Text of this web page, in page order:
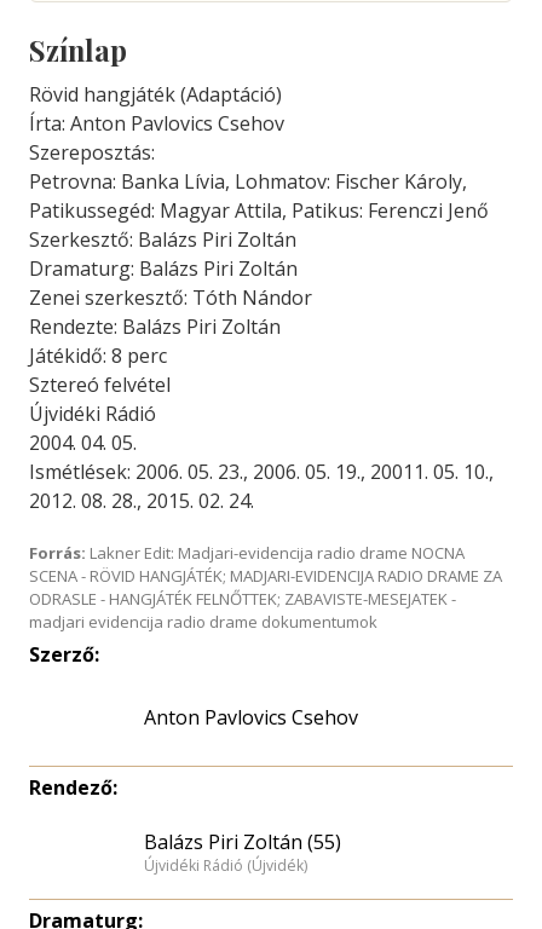
Színlap
Rövid hangjáték (Adaptáció)
Írta: Anton Pavlovics Csehov
Szereposztás:
Petrovna: Banka Lívia, Lohmatov: Fischer Károly,
Patikussegéd: Magyar Attila, Patikus: Ferenczi Jenő
Szerkesztő: Balázs Piri Zoltán
Dramaturg: Balázs Piri Zoltán
Zenei szerkesztő: Tóth Nándor
Rendezte: Balázs Piri Zoltán
Játékidő: 8 perc
Sztereó felvétel
Újvidéki Rádió
2004. 04. 05.
Ismétlések: 2006. 05. 23., 2006. 05. 19., 20011. 05. 10.,
2012. 08. 28., 2015. 02. 24.
Forrás: Lakner Edit: Madjari-evidencija radio drame NOCNA
SCENA - RÖVID HANGJÁTÉK; MADJARI-EVIDENCIJA RADIO DRAME ZA
ODRASLE - HANGJÁTÉK FELNŐTTEK; ZABAVISTE-MESEJATEK -
madjari evidencija radio drame dokumentumok
Szerző:
Anton Pavlovics Csehov
Rendező:
Balázs Piri Zoltán (55)
Újvidéki Rádió (Újvidék)
Dramaturg: